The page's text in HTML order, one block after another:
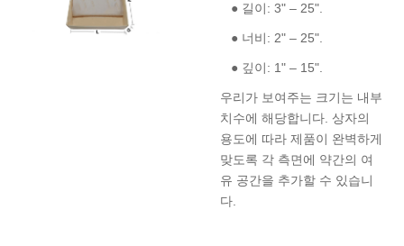
● 길이: 3" – 25".
● 너비: 2" – 25".
● 깊이: 1" – 15".
우리가 보여주는 크기는 내부
치수에 해당합니다. 상자의
용도에 따라 제품이 완벽하게
맞도록 각 측면에 약간의 여
유 공간을 추가할 수 있습니
다.